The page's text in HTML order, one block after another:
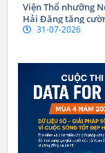
Viện Thổ nhưỡng
Hải Đăng tăng cường hợp tác trong nghiên cứu khoa học và
chuyển giao công
31-07-2026